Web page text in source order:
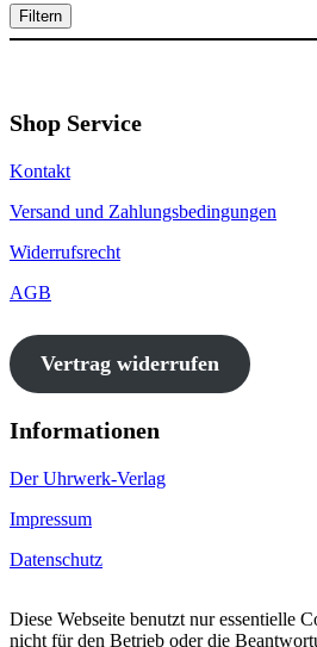
Filtern
Shop Service
Kontakt
Versand und Zahlungsbedingungen
Widerrufsrecht
AGB
Vertrag widerrufen
Informationen
Der Uhrwerk-Verlag
Impressum
Datenschutz
Diese Webseite benutzt nur essentielle
nicht für den Betrieb oder die